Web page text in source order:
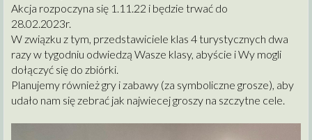
Akcja rozpoczyna się 1.11.22 i będzie trwać do
28.02.2023r.
W związku z tym, przedstawiciele klas 4 turystycznych dwa
razy w tygodniu odwiedzą Wasze klasy, abyście i Wy mogli
dołączyć się do zbiórki.
Planujemy również gry i zabawy (za symboliczne grosze), aby
udało nam się zebrać jak najwiecej groszy na szczytne cele.